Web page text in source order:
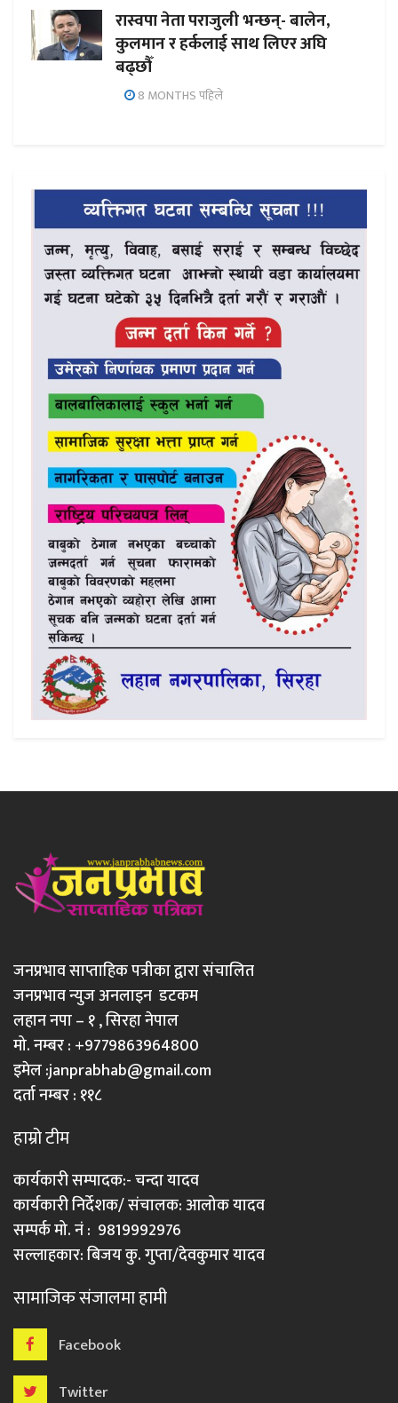
रास्वपा नेता पराजुली भन्छन्- बालेन,
कुलमान र हर्कलाई साथ लिएर अघि
बढ्छौँ
8 MONTHS पहिले
जनप्रभाव साप्ताहिक पत्रीका द्वारा संचालित
जनप्रभाव न्युज अनलाइन डटकम
लहान नपा – १ , सिरहा नेपाल
मो. नम्बर : +9779863964800
इमेल :janprabhab@gmail.com
दर्ता नम्बर : ११८
हाम्रो टीम
कार्यकारी सम्पादक:- चन्दा यादव
कार्यकारी निर्देशक/ संचालक: आलोक यादव
सम्पर्क मो. नं : 9819992976
सल्लाहकार: बिजय कु. गुप्ता/देवकुमार यादव
सामाजिक संजालमा हामी
Facebook
Twitter